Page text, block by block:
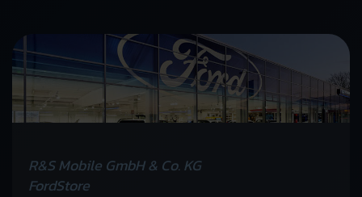
R&S Mobile GmbH & Co. KG
FordStore